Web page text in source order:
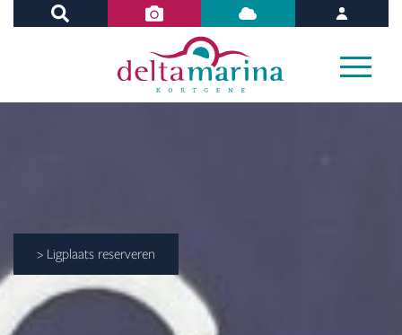
> Ligplaats reserveren